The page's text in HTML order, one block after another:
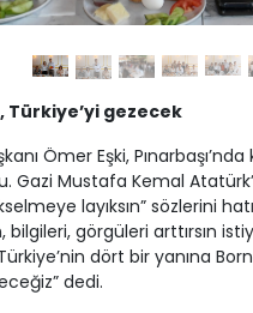
Türkiye’yi gezecek
Ömer Eşki,
Gazi Mustafa Kemal
layıksın” sözlerini
bilgileri, görgüleri arttırsın
dört bir yanına
dedi.